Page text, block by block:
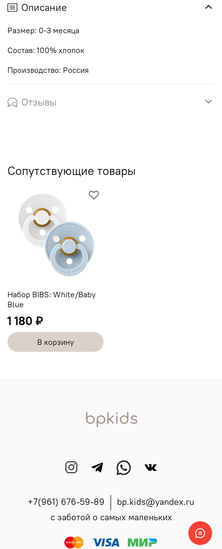
Описание
Размер: 0-3 месяца
Состав: 100% хлопок
Производство: Россия
Отзывы
Сопутствующие товары
Набор BIBS: White/Baby
Blue
1 180 ₽
В корзину
+7(961) 676-59-89
bp.kids@yandex.ru
с заботой о самых маленьких